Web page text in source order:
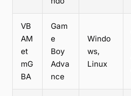
VB
AM
et
mG
BA
Gam
e
Boy
Adva
nce
Windo
ws,
Linux